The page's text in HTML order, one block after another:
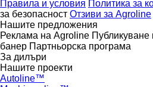
Правила и условия Политика за
за безопасност Отзиви за Agroline
Нашите предложения
Реклама на Agroline Публикуване
банер Партньорска програма
За дилъри
Нашите проекти
Autoline™